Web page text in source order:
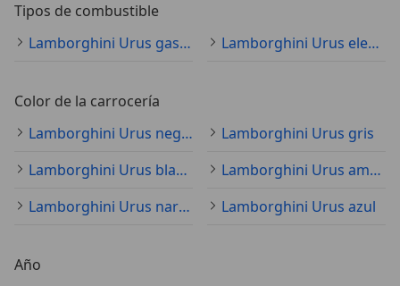
Tipos de combustible
Lamborghini Urus gasolina
Lamborghini Urus electro/gasolina
Color de la carrocería
Lamborghini Urus negro
Lamborghini Urus gris
Lamborghini Urus blanco
Lamborghini Urus amarillo
Lamborghini Urus naranja
Lamborghini Urus azul
Año